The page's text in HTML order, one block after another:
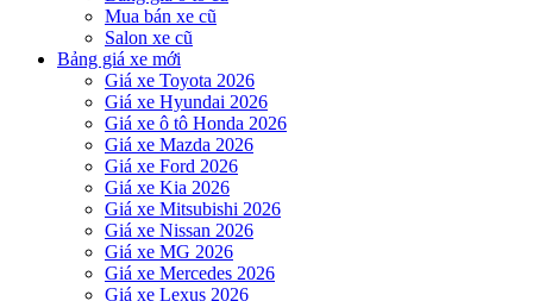
Mua bán xe cũ
Salon xe cũ
Bảng giá xe mới
Giá xe Toyota 2026
Giá xe Hyundai 2026
Giá xe ô tô Honda 2026
Giá xe Mazda 2026
Giá xe Ford 2026
Giá xe Kia 2026
Giá xe Mitsubishi 2026
Giá xe Nissan 2026
Giá xe MG 2026
Giá xe Mercedes 2026
Giá xe Lexus 2026